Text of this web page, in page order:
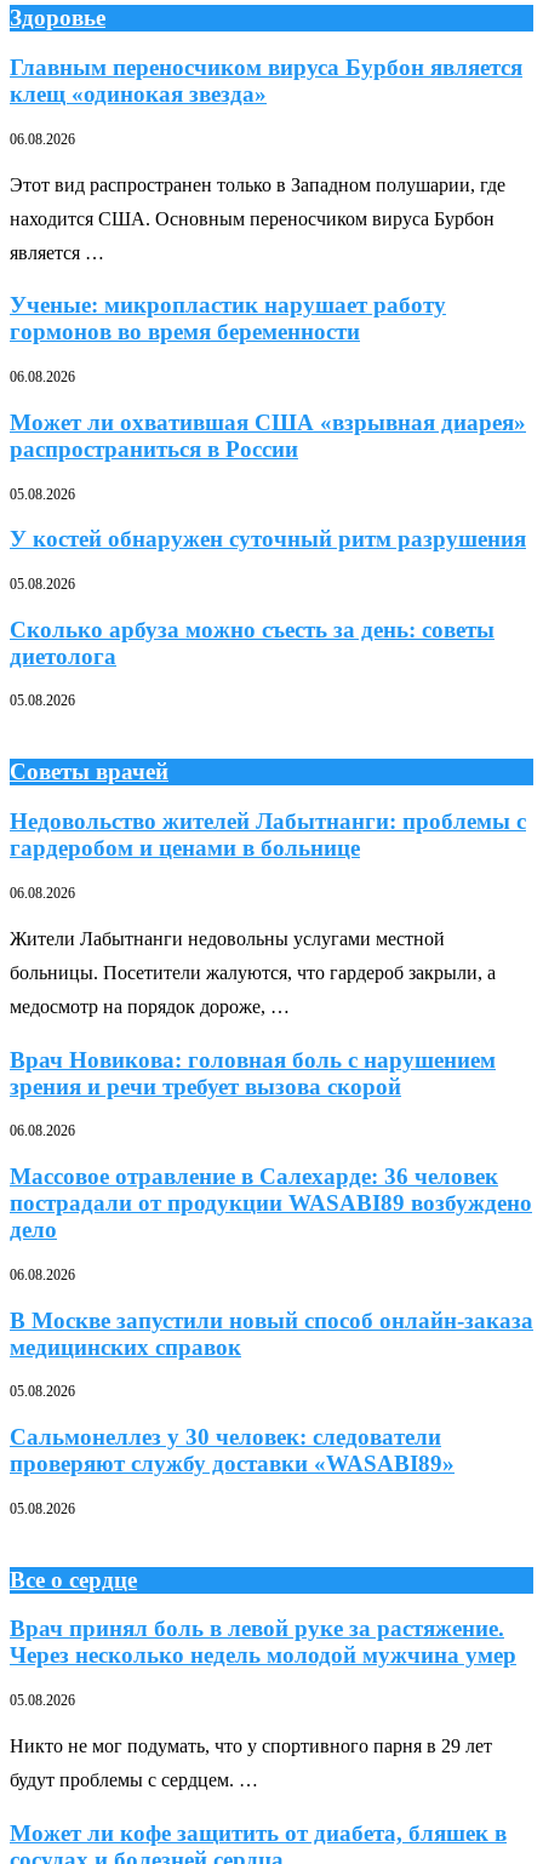
Здоровье
Главным переносчиком вируса Бурбон является
клещ «одинокая звезда»
06.08.2026
Этот вид распространен только в Западном полушарии, где
находится США. Основным переносчиком вируса Бурбон
является …
Ученые: микропластик нарушает работу
гормонов во время беременности
06.08.2026
Может ли охватившая США «взрывная диарея»
распространиться в России
05.08.2026
У костей обнаружен суточный ритм разрушения
05.08.2026
Сколько арбуза можно съесть за день: советы
диетолога
05.08.2026
Советы врачей
Недовольство жителей Лабытнанги: проблемы с
гардеробом и ценами в больнице
06.08.2026
Жители Лабытнанги недовольны услугами местной
больницы. Посетители жалуются, что гардероб закрыли, а
медосмотр на порядок дороже, …
Врач Новикова: головная боль с нарушением
зрения и речи требует вызова скорой
06.08.2026
Массовое отравление в Салехарде: 36 человек
пострадали от продукции WASABI89 возбуждено
дело
06.08.2026
В Москве запустили новый способ онлайн-заказа
медицинских справок
05.08.2026
Сальмонеллез у 30 человек: следователи
проверяют службу доставки «WASABI89»
05.08.2026
Все о сердце
Врач принял боль в левой руке за растяжение.
Через несколько недель молодой мужчина умер
05.08.2026
Никто не мог подумать, что у спортивного парня в 29 лет
будут проблемы с сердцем. …
Может ли кофе защитить от диабета, бляшек в